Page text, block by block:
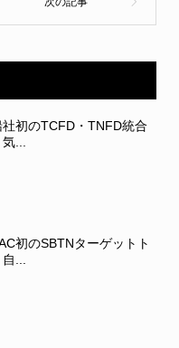
初のTCFD・TNFD統合
...
初のSBTNターゲットト
...